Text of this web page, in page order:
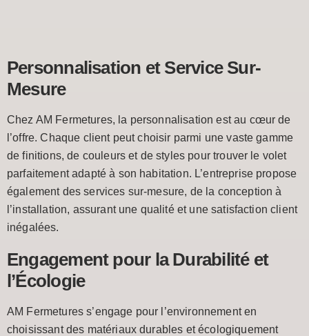
Personnalisation et Service Sur-
Mesure
Chez AM Fermetures, la personnalisation est au cœur de
l’offre. Chaque client peut choisir parmi une vaste gamme
de finitions, de couleurs et de styles pour trouver le volet
parfaitement adapté à son habitation. L’entreprise propose
également des services sur-mesure, de la conception à
l’installation, assurant une qualité et une satisfaction client
inégalées.
Engagement pour la Durabilité et
l’Écologie
AM Fermetures s’engage pour l’environnement en
choisissant des matériaux durables et écologiquement